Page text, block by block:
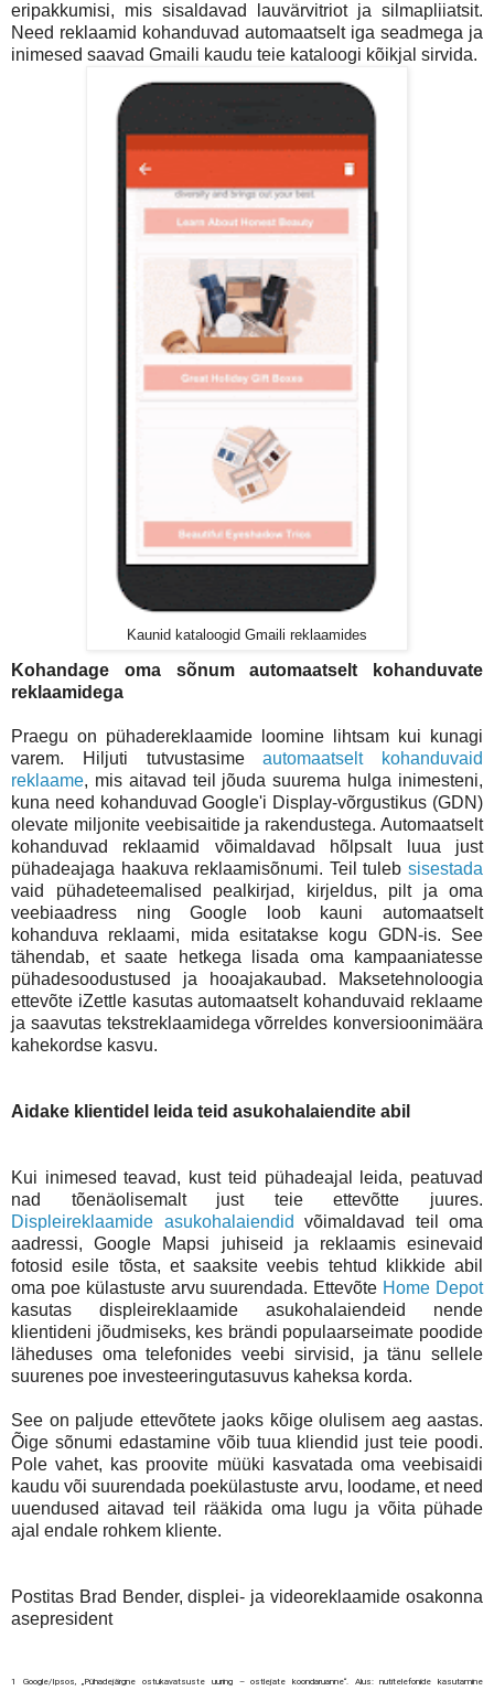
eripakkumisi, mis sisaldavad lauvärvitriot ja silmapliiatsit.
Need reklaamid kohanduvad automaatselt iga seadmega ja
inimesed saavad Gmaili kaudu teie kataloogi kõikjal sirvida.
Kaunid kataloogid Gmaili reklaamides
Kohandage oma sõnum automaatselt kohanduvate
reklaamidega
Praegu on pühadereklaamide loomine lihtsam kui kunagi
varem. Hiljuti tutvustasimeautomaatselt kohanduvaid
reklaame, mis aitavad teil jõuda suurema hulga inimesteni,
kuna need kohanduvad Google'i Display-võrgustikus (GDN)
olevate miljonite veebisaitide ja rakendustega. Automaatselt
kohanduvad reklaamid võimaldavad hõlpsalt luua just
pühadeajaga haakuva reklaamisõnumi. Teil tuleb sisestada
vaid pühadeteemalised pealkirjad, kirjeldus, pilt ja oma
veebiaadress ning Google loob kauni automaatselt
kohanduva reklaami, mida esitatakse kogu GDN-is. See
tähendab, et saate hetkega lisada oma kampaaniatesse
pühadesoodustused ja hooajakaubad. Maksetehnoloogia
ettevõte iZettle kasutas automaatselt kohanduvaid reklaame
ja saavutas tekstreklaamidega võrreldes konversioonimäära
kahekordse kasvu.
Aidake klientidel leida teid asukohalaiendite abil
Kui inimesed teavad, kust teid pühadeajal leida, peatuvad
nad tõenäolisemalt just teie ettevõtte juures.
Displeireklaamide asukohalaiendid võimaldavad teil oma
aadressi, Google Mapsi juhiseid ja reklaamis esinevaid
fotosid esile tõsta, et saaksite veebis tehtud klikkide abil
oma poe külastuste arvu suurendada. Ettevõte Home Depot
kasutas displeireklaamide asukohalaiendeid nende
klientideni jõudmiseks, kes brändi populaarseimate poodide
läheduses oma telefonides veebi sirvisid, ja tänu sellele
suurenes poe investeeringutasuvus kaheksa korda.
See on paljude ettevõtete jaoks kõige olulisem aeg aastas.
Õige sõnumi edastamine võib tuua kliendid just teie poodi.
Pole vahet, kas proovite müüki kasvatada oma veebisaidi
kaudu või suurendada poekülastuste arvu, loodame, et need
uuendused aitavad teil rääkida oma lugu ja võita pühade
ajal endale rohkem kliente.
Postitas Brad Bender, displei- ja videoreklaamide osakonna
asepresident
1 Google/Ipsos, „Pühadejärgne ostukavatsuste uuring – ostlejate koondaruanne“. Alus: nutitelefonide kasutamine